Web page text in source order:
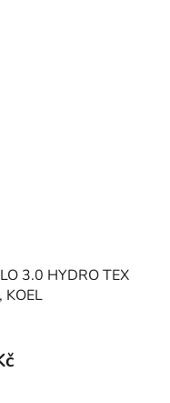
3.0 HYDRO TEX
KOEL